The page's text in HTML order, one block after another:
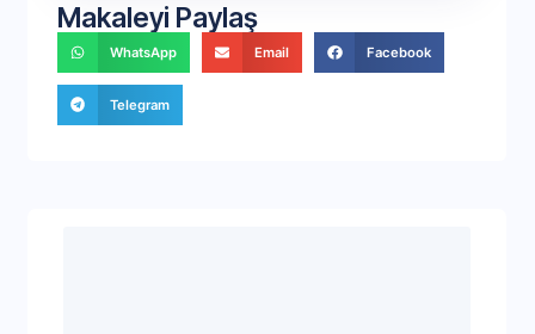
Makaleyi Paylaş
WhatsApp Email Facebook
Telegram